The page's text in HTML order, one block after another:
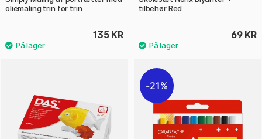
oliemaling trin for trin
135 KR
tilbehør Red
69 KR
21%